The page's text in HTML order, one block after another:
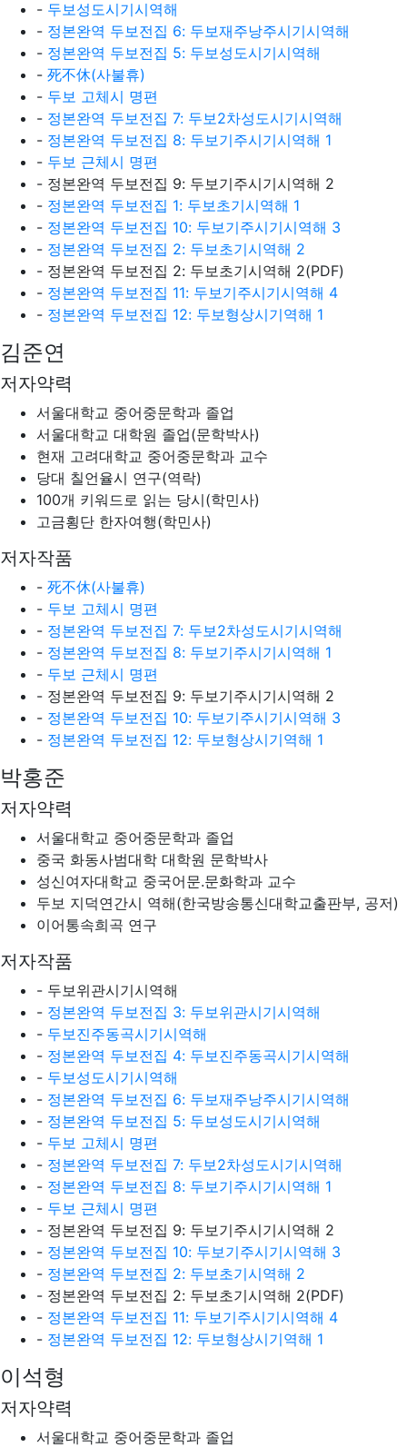
- 두보성도시기시역해
- 정본완역 두보전집 6: 두보재주낭주시기시역해
- 정본완역 두보전집 5: 두보성도시기시역해
- 死不休(사불휴)
- 두보 고체시 명편
- 정본완역 두보전집 7: 두보2차성도시기시역해
- 정본완역 두보전집 8: 두보기주시기시역해 1
- 두보 근체시 명편
- 정본완역 두보전집 9: 두보기주시기시역해 2
- 정본완역 두보전집 1: 두보초기시역해 1
- 정본완역 두보전집 10: 두보기주시기시역해 3
- 정본완역 두보전집 2: 두보초기시역해 2
- 정본완역 두보전집 2: 두보초기시역해 2(PDF)
- 정본완역 두보전집 11: 두보기주시기시역해 4
- 정본완역 두보전집 12: 두보형상시기역해 1
김준연
저자약력
서울대학교 중어중문학과 졸업
서울대학교 대학원 졸업(문학박사)
현재 고려대학교 중어중문학과 교수
당대 칠언율시 연구(역락)
100개 키워드로 읽는 당시(학민사)
고금횡단 한자여행(학민사)
저자작품
- 死不休(사불휴)
- 두보 고체시 명편
- 정본완역 두보전집 7: 두보2차성도시기시역해
- 정본완역 두보전집 8: 두보기주시기시역해 1
- 두보 근체시 명편
- 정본완역 두보전집 9: 두보기주시기시역해 2
- 정본완역 두보전집 10: 두보기주시기시역해 3
- 정본완역 두보전집 12: 두보형상시기역해 1
박홍준
저자약력
서울대학교 중어중문학과 졸업
중국 화동사범대학 대학원 문학박사
성신여자대학교 중국어문.문화학과 교수
두보 지덕연간시 역해(한국방송통신대학교출판부, 공저)
이어통속희곡 연구
저자작품
- 두보위관시기시역해
- 정본완역 두보전집 3: 두보위관시기시역해
- 두보진주동곡시기시역해
- 정본완역 두보전집 4: 두보진주동곡시기시역해
- 두보성도시기시역해
- 정본완역 두보전집 6: 두보재주낭주시기시역해
- 정본완역 두보전집 5: 두보성도시기시역해
- 두보 고체시 명편
- 정본완역 두보전집 7: 두보2차성도시기시역해
- 정본완역 두보전집 8: 두보기주시기시역해 1
- 두보 근체시 명편
- 정본완역 두보전집 9: 두보기주시기시역해 2
- 정본완역 두보전집 10: 두보기주시기시역해 3
- 정본완역 두보전집 2: 두보초기시역해 2
- 정본완역 두보전집 2: 두보초기시역해 2(PDF)
- 정본완역 두보전집 11: 두보기주시기시역해 4
- 정본완역 두보전집 12: 두보형상시기역해 1
이석형
저자약력
서울대학교 중어중문학과 졸업